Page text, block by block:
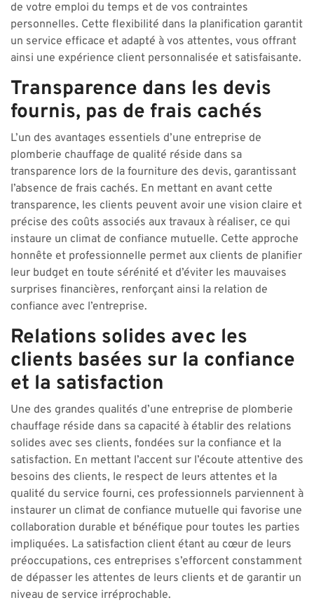
de votre emploi du temps et de vos contraintes
personnelles. Cette flexibilité dans la planification garantit
un service efficace et adapté à vos attentes, vous offrant
ainsi une expérience client personnalisée et satisfaisante.
Transparence dans les devis
fournis, pas de frais cachés
L’un des avantages essentiels d’une entreprise de
plomberie chauffage de qualité réside dans sa
transparence lors de la fourniture des devis, garantissant
l’absence de frais cachés. En mettant en avant cette
transparence, les clients peuvent avoir une vision claire et
précise des coûts associés aux travaux à réaliser, ce qui
instaure un climat de confiance mutuelle. Cette approche
honnête et professionnelle permet aux clients de planifier
leur budget en toute sérénité et d’éviter les mauvaises
surprises financières, renforçant ainsi la relation de
confiance avec l’entreprise.
Relations solides avec les
clients basées sur la confiance
et la satisfaction
Une des grandes qualités d’une entreprise de plomberie
chauffage réside dans sa capacité à établir des relations
solides avec ses clients, fondées sur la confiance et la
satisfaction. En mettant l’accent sur l’écoute attentive des
besoins des clients, le respect de leurs attentes et la
qualité du service fourni, ces professionnels parviennent à
instaurer un climat de confiance mutuelle qui favorise une
collaboration durable et bénéfique pour toutes les parties
impliquées. La satisfaction client étant au cœur de leurs
préoccupations, ces entreprises s’efforcent constamment
de dépasser les attentes de leurs clients et de garantir un
niveau de service irréprochable.